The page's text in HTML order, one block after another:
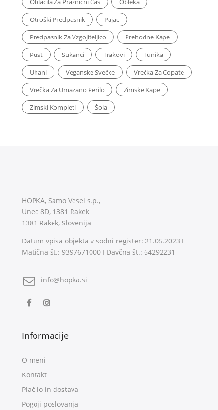
Oblačila Za Praznični Čas
Obleka
Otroški Predpasnik
Pajac
Predpasnik Za Vzgojiteljico
Prehodne Kape
Pust
Sukanci Trakovi
Tunika
Uhani
Veganske Svečke
Vrečka Za Copate
Vrečka Za Umazano Perilo
Zimske Kape
Zimski Kompleti
Šola
HOPKA, Samo Vesel s.p.,
Unec 8D, 1381 Rakek
1381 Rakek, Slovenija
Datum vpisa objekta v sodni register: 21.05.2023 I
Matična št.: 9397671000 I Davčna št.: 64292231
info@hopka.si
Informacije
O meni
Kontakt
Plačilo in dostava
Pogoji poslovanja